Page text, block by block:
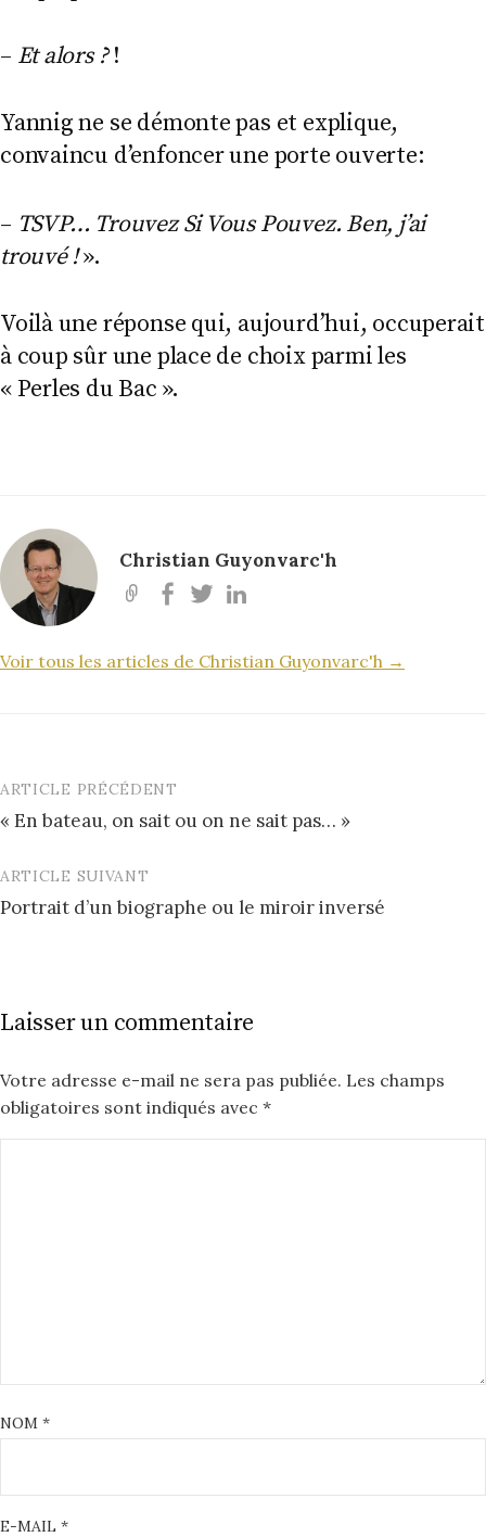
– Et alors ?!
Yannig ne se démonte pas et explique,
convaincu d’enfoncer une porte ouverte:
– TSVP… Trouvez Si Vous Pouvez. Ben, j’ai
trouvé !».
Voilà une réponse qui, aujourd’hui, occuperait
à coup sûr une place de choix parmi les
« Perles du Bac ».
Christian Guyonvarc'h
Voir tous les articles de Christian Guyonvarc'h →
Post
navigation
ARTICLE PRÉCÉDENT
« En bateau, on sait ou on ne sait pas… »
ARTICLE SUIVANT
Portrait d’un biographe ou le miroir inversé
Laisser un commentaire
Votre adresse e-mail ne sera pas publiée. Les champs
obligatoires sont indiqués avec *
NOM *
E-MAIL *